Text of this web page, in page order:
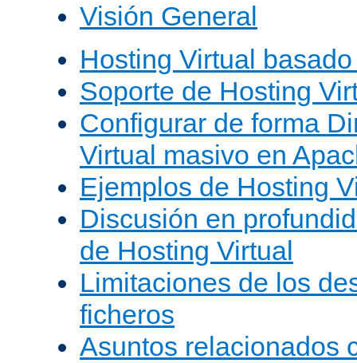
Visión General
Hosting Virtual
Soporte de Hosting
Configurar de forma
Virtual masivo en
Ejemplos de Hosting
Discusión en
de Hosting Virtual
Limitaciones de los
ficheros
Asuntos relacionados